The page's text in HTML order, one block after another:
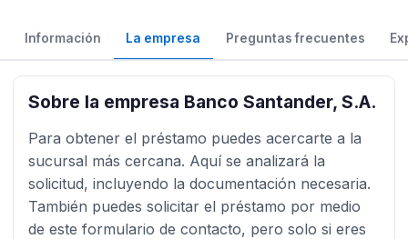
Información La empresa Preguntas frecuentes
Sobre la empresa Banco Santander, S.A.
Para obtener el préstamo puedes acercarte a la
sucursal más cercana. Aquí se analizará la
solicitud, incluyendo la documentación necesaria.
También puedes solicitar el préstamo por medio
de este formulario de contacto, pero solo si eres